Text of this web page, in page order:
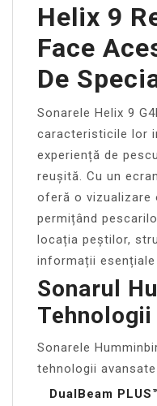
Helix 9
Face
De
Sonarele Helix 9
caracteristicile lor
experiență de
reușită. Cu un
oferă o vizualizare
permițând
locația peștilor,
informații
Sonarul
Sonarele
tehnologii
DualBeam